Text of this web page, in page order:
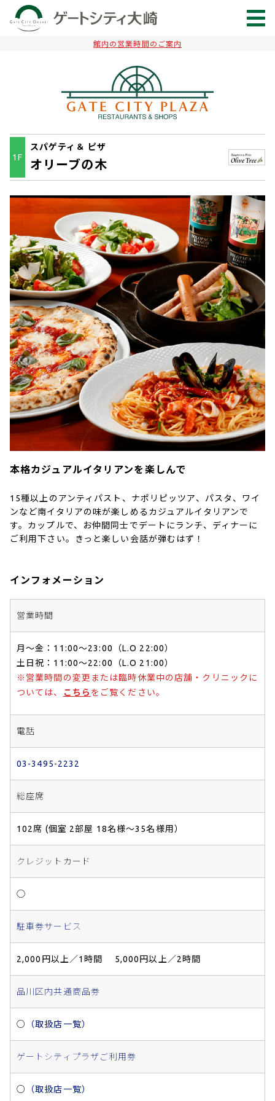
館内の営業時間のご案内
1F
スパゲティ＆ ピザ
オリーブの木
本格カジュアルイタリアンを楽しんで
15種以上のアンティパスト、ナポリピッツア、パスタ、ワイ
ンなど南イタリアの味が楽しめるカジュアルイタリアンで
す。カップルで、お仲間同士でデートにランチ、ディナーに
ご利用下さい。きっと楽しい会話が弾むはず！
インフォメーション
営業時間
月～金：11:00～23:00（L.O 22:00）
土日祝：11:00～22:00（L.O 21:00）
※営業時間の変更または臨時休業中の店舗・クリニックに
ついては、
こちら をご覧ください。
電話
03-3495-2232
総座席
102席 (個室 2部屋 18名様～35名様用）
クレジットカード
◯
駐車券サービス
2,000円以上／1時間 5,000円以上／2時間
品川区内共通商品券
○ （取扱店一覧）
ゲートシティプラザご利用券
○ （取扱店一覧）